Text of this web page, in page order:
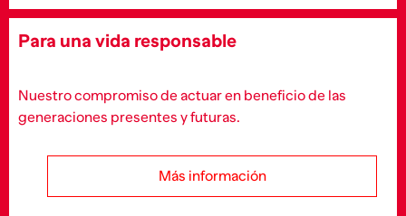
Para una vida responsable
Nuestro compromiso de actuar en beneficio de las
generaciones presentes y futuras.
Más información